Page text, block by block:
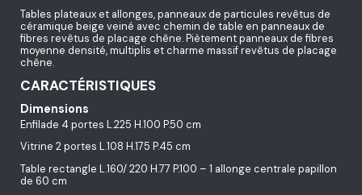
Tables plateaux et allonges, panneaux de particules revêtus de
céramique beige veiné avec chemin de table en panneaux de
fibres revêtus de placage chêne. Piètement panneaux de fibres
moyenne densité, multiplis et charme massif revêtus de placage
chêne.
CARACTÉRISTIQUES
Dimensions
Enfilade 4 portes L.225 H.100 P.50 cm
Vitrine 2 portes L.108 H.175 P.45 cm
Table rectangle L.160/ 220 H.77 P.100 – 1 allonge centrale papillon
de 60 cm